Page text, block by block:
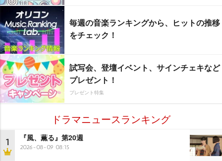
毎週の音楽ランキングから、ヒットの推移
をチェック！
試写会、登壇イベント、サインチェキなど
プレゼント！
プレゼント特集
ドラマニュースランキング
1 『風、薫る』第20週
2026-08-09 08:15